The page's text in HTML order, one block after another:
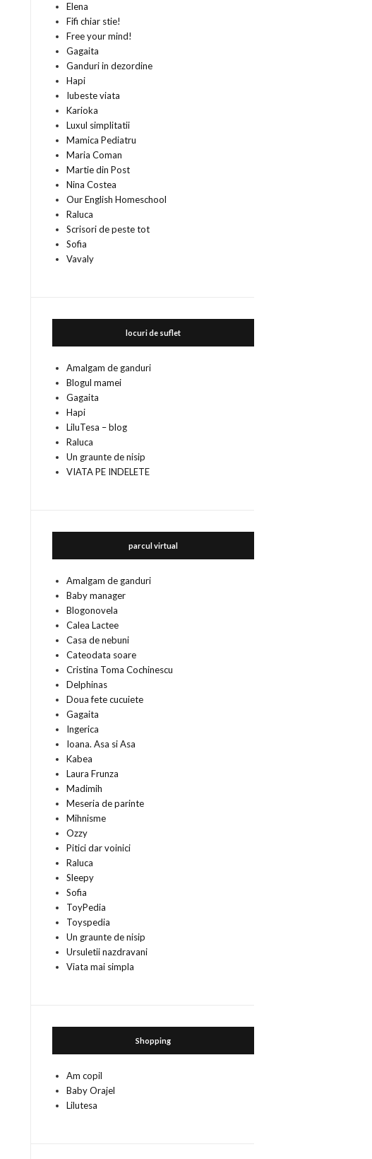
Elena
Fifi chiar stie!
Free your mind!
Gagaita
Ganduri in dezordine
Hapi
Iubeste viata
Karioka
Luxul simplitatii
Mamica Pediatru
Maria Coman
Martie din Post
Nina Costea
Our English Homeschool
Raluca
Scrisori de peste tot
Sofia
Vavaly
locuri de suflet
Amalgam de ganduri
Blogul mamei
Gagaita
Hapi
LiluTesa – blog
Raluca
Un graunte de nisip
VIATA PE INDELETE
parcul virtual
Amalgam de ganduri
Baby manager
Blogonovela
Calea Lactee
Casa de nebuni
Cateodata soare
Cristina Toma Cochinescu
Delphinas
Doua fete cucuiete
Gagaita
Ingerica
Ioana. Asa si Asa
Kabea
Laura Frunza
Madimih
Meseria de parinte
Mihnisme
Ozzy
Pitici dar voinici
Raluca
Sleepy
Sofia
ToyPedia
Toyspedia
Un graunte de nisip
Ursuletii nazdravani
Viata mai simpla
Shopping
Am copil
Baby Orajel
Lilutesa